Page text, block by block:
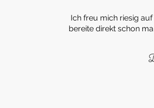
Ich freu mich riesig
bereite direkt schon